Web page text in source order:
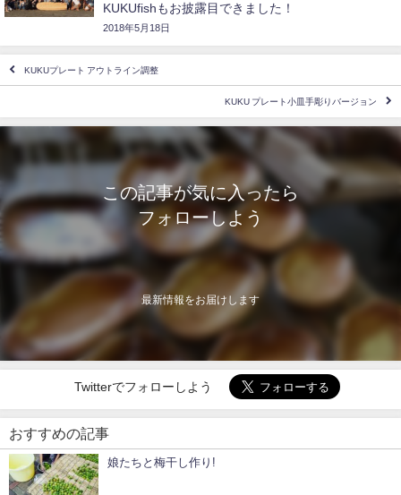
KUKUfishもお披露目できました！
2018年5月18日
KUKUプレート アウトライン調整
KUKU プレート小皿手彫りバージョン
この記事が気に入ったら
フォローしよう
最新情報をお届けします
Twitterでフォローしよう
おすすめの記事
娘たちと梅干し作り!